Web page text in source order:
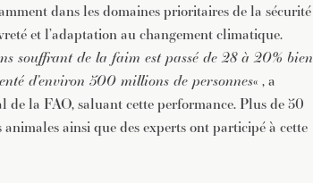
dans les domaines prioritaires de la sécurité
et l’adaptation au changement climatique.
souffrant de la faim est passé de 28 à 20% bien
d’environ 500 millions de personnes« , a
la FAO, saluant cette performance. Plus de 50
ainsi que des experts ont participé à cette